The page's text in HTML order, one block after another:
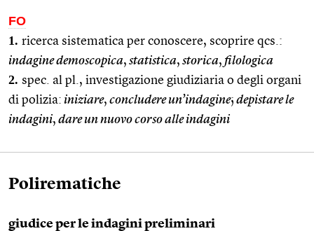
FO
1. ricerca sistematica per conoscere, scoprire qcs.:
indagine demoscopica, statistica, storica, filologica
2. spec. al pl., investigazione giudiziaria o degli organi
di polizia: iniziare, concludere un’indagine; depistare le
indagini, dare un nuovo corso alle indagini
Polirematiche
giudice per le indagini preliminari